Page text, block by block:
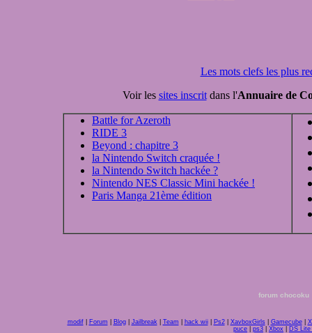
Les mots clefs les plus
Voir les sites inscritdans l'Annuaire de
Battle for Azeroth
RIDE 3
Beyond : chapitre 3
la Nintendo Switch craquée !
la Nintendo Switch hackée ?
Nintendo NES Classic Mini hackée !
Paris Manga 21ème édition
forum chocoku
modif| Forum Blog| Jailbreak Team hack wii| Ps2| XavboxGirls Gamecube|
puce
ps3 Xbox DS